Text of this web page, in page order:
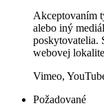
Akceptovaním
alebo iný
poskytovatelia.
webovej
Vimeo,
Požadované